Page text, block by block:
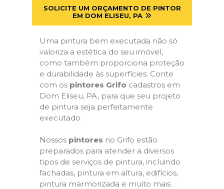
SOLICITE UM ORÇAMENTO DE PINTOR
EM DOM ELISEU, PA
Uma pintura bem executada não só
valoriza a estética do seu imóvel,
como também proporciona proteção
e durabilidade às superfícies. Conte
com os pintores Grifo cadastros em
Dom Eliseu, PA, para que seu projeto
de pintura seja perfeitamente
executado.
Nossos pintores no Grifo estão
preparados para atender a diversos
tipos de serviços de pintura, incluindo
fachadas, pintura em altura, edifícios,
pintura marmorizada e muito mais.